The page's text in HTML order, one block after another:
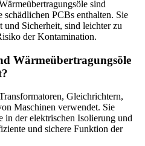
sind
PCBs enthalten. Sie
und Sicherheit, sind leichter zu
der Kontamination.
Wärmeübertragungsöle
Gleichrichtern,
Maschinen verwendet. Sie
in der elektrischen Isolierung und
und sichere Funktion der